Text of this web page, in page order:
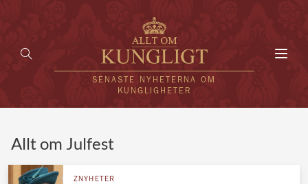
SENASTE NYHETERNA OM
KUNGLIGHETER
Allt om Julfest
ZNYHETER